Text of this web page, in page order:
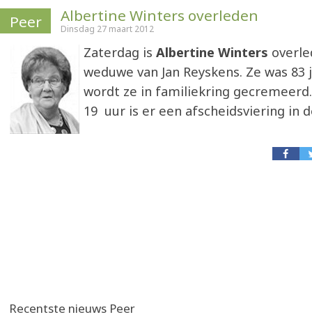
Peer Albertine Winters overleden
Dinsdag 27 maart 2012
Zaterdag is Albertine Winters
weduwe van Jan Reyskens. Ze was
wordt ze in familiekring
19 uur is er een afscheidsviering in
Recentste nieuws Peer